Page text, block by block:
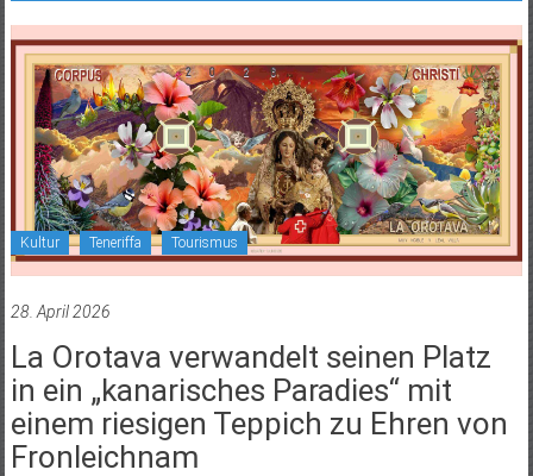
Kultur Teneriffa Tourismus
28. April 2026
La Orotava verwandelt seinen Platz
in ein „kanarisches Paradies“ mit
einem riesigen Teppich zu Ehren von
Fronleichnam